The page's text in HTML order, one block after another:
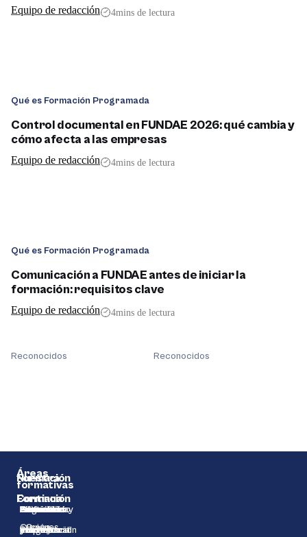
Equipo de redacción 4mins de lectura
Qué es Formación Programada
Control documental en FUNDAE 2026: qué cambia y
cómo afecta a las empresas
Equipo de redacción 4mins de lectura
Qué es Formación Programada
Comunicación a FUNDAE antes de iniciar la
formación: requisitos clave
Equipo de redacción 4mins de lectura
Reconocidos Reconocidos
Áreas
formativas
Gestión
Empresarial
Formación
Profesional
Edificación y
construcción
Informática
y Diseño
Gestión
Integrada
Idiomas
Biosanitario
Servicios
a la
Educación
y
Actividad
Física y
Seguridad
y
Derecho
y
Formación
Continua
¿Quiénes
Nuestra
Formación
Cursos